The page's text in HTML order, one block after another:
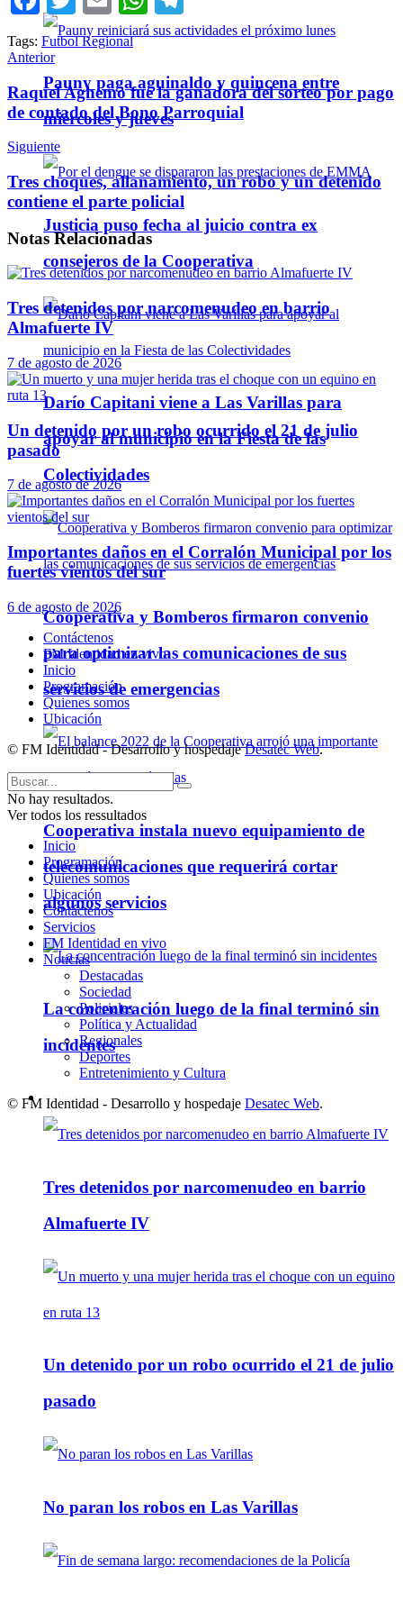
Pauny paga aguinaldo y quincena entre
miércoles y jueves
Justicia puso fecha al juicio contra ex
consejeros de la Cooperativa
Darío Capitani viene a Las Varillas para
apoyar al municipio en la Fiesta de las
Colectividades
Cooperativa y Bomberos firmaron convenio
para optimizar las comunicaciones de sus
servicios de emergencias
Cooperativa instala nuevo equipamiento de
telecomunicaciones que requerirá cortar
algunos servicios
La concentración luego de la final terminó sin
incidentes
Policiales
Tres detenidos por narcomenudeo en barrio
Almafuerte IV
Un detenido por un robo ocurrido el 21 de julio
pasado
No paran los robos en Las Varillas
Tags: Futbol Regional
Anterior
Raquel Aghemo fue la ganadora del sorteo por pago
de contado del Bono Parroquial
Siguiente
Tres choques, allanamiento, un robo y un detenido
contiene el parte policial
NotasRelacionadas
Tres detenidos por narcomenudeo en barrio
Almafuerte IV
7 de agosto de 2026
Un detenido por un robo ocurrido el 21 de julio
pasado
7 de agosto de 2026
Importantes daños en el Corralón Municipal por los
fuertes vientos del sur
6 de agosto de 2026
Contáctenos
FM Identidad en vivo
Inicio
Programación
Quienes somos
Ubicación
© FM Identidad - Desarrollo y hospedajeDesatec Web.
No hay resultados.
Ver todos los ressultados
Inicio
Programación
Quienes somos
Ubicación
Contáctenos
Servicios
FM Identidad en vivo
Noticias
Destacadas
Sociedad
Policiales
Política y Actualidad
Regionales
Deportes
Entretenimiento y Cultura
© FM Identidad - Desarrollo y hospedaje Desatec Web.